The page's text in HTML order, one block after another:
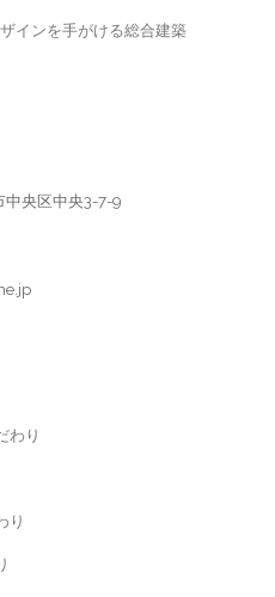
インを手がける総合建築
中央区中央3-7-9
わり
り